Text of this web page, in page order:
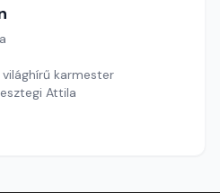
karmester
Attila